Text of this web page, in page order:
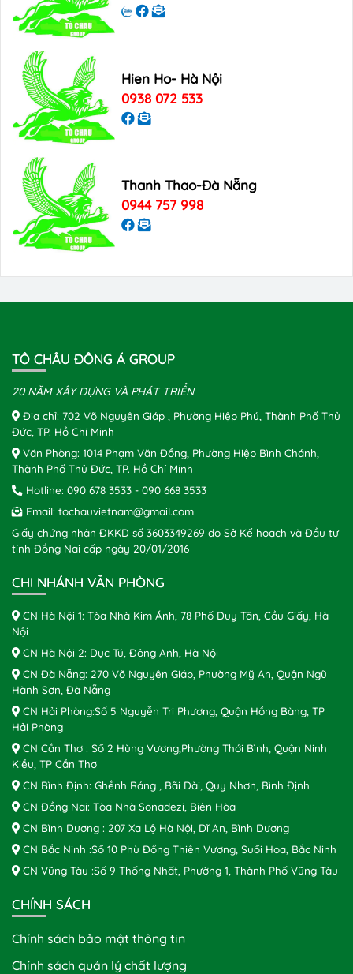
Hien Ho- Hà Nội
0938 072 533
Thanh Thao-Đà Nẵng
0944 757 998
TÔ CHÂU ĐÔNG Á GROUP
20 NĂM XÂY DỰNG VÀ PHÁT TRIỂN
Địa chỉ: 702 Võ Nguyên Giáp , Phường Hiệp Phú, Thành Phố Thủ
Đức, TP. Hồ Chí Minh
Văn Phòng: 1014 Phạm Văn Đồng, Phường Hiệp Bình Chánh,
Thành Phố Thủ Đức, TP. Hồ Chí Minh
Hotline: 090 678 3533 - 090 668 3533
Email: tochauvietnam@gmail.com
Giấy chứng nhận ĐKKD số 3603349269 do Sở Kế hoạch và Đầu tư
tỉnh Đồng Nai cấp ngày 20/01/2016
CHI NHÁNH VĂN PHÒNG
CN Hà Nội 1: Tòa Nhà Kim Ánh, 78 Phố Duy Tân, Cầu Giấy, Hà
Nội
CN Hà Nội 2: Dục Tú, Đông Anh, Hà Nội
CN Đà Nẵng: 270 Võ Nguyên Giáp, Phường Mỹ An, Quận Ngũ
Hành Sơn, Đà Nẵng
CN Hải Phòng:Số 5 Nguyễn Tri Phương, Quận Hồng Bàng, TP
Hải Phòng
CN Cần Thơ : Số 2 Hùng Vương,Phường Thới Bình, Quận Ninh
Kiều, TP Cần Thơ
CN Bình Định: Ghềnh Ráng , Bãi Dài, Quy Nhơn, Bình Định
CN Đồng Nai: Tòa Nhà Sonadezi, Biên Hòa
CN Bình Dương : 207 Xa Lộ Hà Nội, Dĩ An, Bình Dương
CN Bắc Ninh :Số 10 Phù Đổng Thiên Vương, Suối Hoa, Bắc Ninh
CN Vũng Tàu :Số 9 Thống Nhất, Phường 1, Thành Phố Vũng Tàu
CHÍNH SÁCH
Chính sách bảo mật thông tin
Chính sách quản lý chất lượng